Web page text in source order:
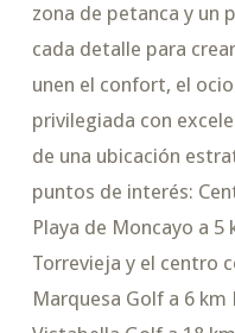
zona de petanca y un
cada detalle para
unen el confort, el
privilegiada con
de una ubicación
puntos de interés:
Playa de Moncayo a 5
Torrevieja y el centro
Marquesa Golf a 6 km